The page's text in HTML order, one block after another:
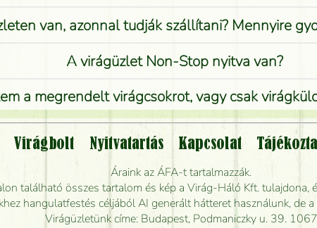
van, azonnal tudják szállítani? Mennyire
A virágüzlet Non-Stop nyitva van?
a megrendelt virágcsokrot, vagy csak
Vidékre is lehet rendelni?
rendelhetek virágküldést úgy, hogy még ma
tudják elkészíteni a csokrot, és mikor tudják
Virágbolt Nyitvatartás Kapcsolat
Áraink az ÁFA-t tartalmazzák.
található összes tartalom és kép a Virág-Háló Kft. tulajdona,
hangulatfestés céljából AI generált hátteret használunk, de
Virágüzletünk címe: Budapest, Podmaniczky u. 39. 1067